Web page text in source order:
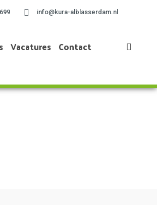
info@kura-alblasserdam.nl
Vacatures Contact